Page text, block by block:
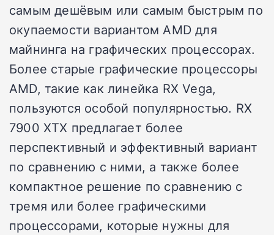
самым дешёвым или самым быстрым по
окупаемости вариантом AMD для
майнинга на графических процессорах.
Более старые графические процессоры
AMD, такие как линейка RX Vega,
пользуются особой популярностью. RX
7900 XTX предлагает более
перспективный и эффективный вариант
по сравнению с ними, а также более
компактное решение по сравнению с
тремя или более графическими
процессорами, которые нужны для